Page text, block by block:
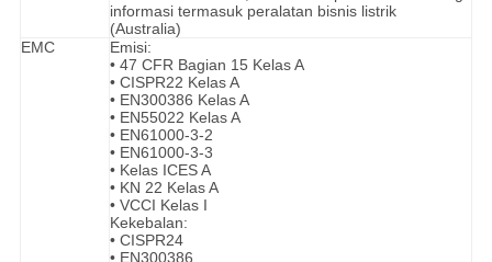
informasi termasuk peralatan bisnis listrik
(Australia)
EMC
Emisi:
• 47 CFR Bagian 15 Kelas A
• CISPR22 Kelas A
• EN300386 Kelas A
• EN55022 Kelas A
• EN61000-3-2
• EN61000-3-3
• Kelas ICES A
• KN 22 Kelas A
• VCCI Kelas I
Kekebalan:
• CISPR24
• EN300386